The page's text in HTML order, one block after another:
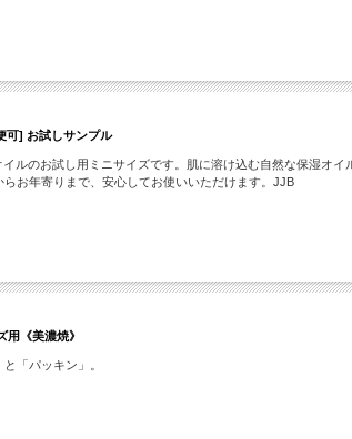
可] お試しサンプル
ルのお試し用ミニサイズです。肌に溶け込む自然な保湿オ
お年寄りまで、安心してお使いいただけます。JJB
用《美濃焼》
「パッキン」。